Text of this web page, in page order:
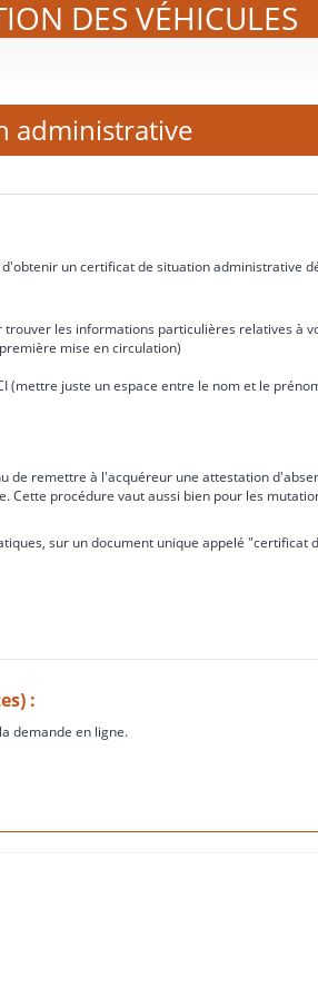
DES VÉHICULES
administrative
un certificat de situation administrative
les informations particulières relatives à
mise en circulation)
juste un espace entre le nom et le
de remettre à l'acquéreur une attestation
procédure vaut aussi bien pour les
sur un document unique appelé "certificat
:
demande en ligne.